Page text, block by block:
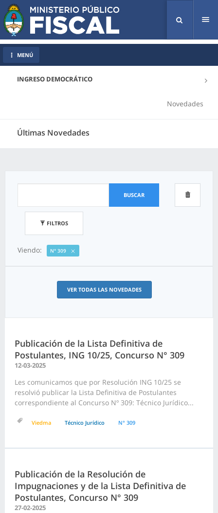
INGRESO DEMOCRÁTICO
Novedades
Últimas Novedades
MENÚ
BUSCAR
FILTROS
Viendo: N° 309
VER TODAS LAS NOVEDADES
Publicación de la Lista Definitiva de
Postulantes, ING 10/25, Concurso N° 309
12-03-2025
Les comunicamos que por Resolución ING 10/25 se
resolvió publicar la Lista Definitiva de Postulantes
correspondiente al Concurso Nº 309: Técnico Jurídico...
Viedma Técnico Jurídico N° 309
Publicación de la Resolución de
Impugnaciones y de la Lista Definitiva de
Postulantes, Concurso N° 309
27-02-2025